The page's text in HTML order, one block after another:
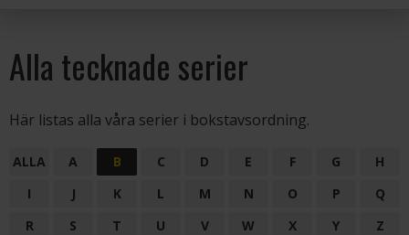
Alla tecknade serier
Här listas alla våra serier i bokstavsordning.
ALLA A B C D E F G
H
I
J K L M N O P
Q
R
S T U V W X Y
Z